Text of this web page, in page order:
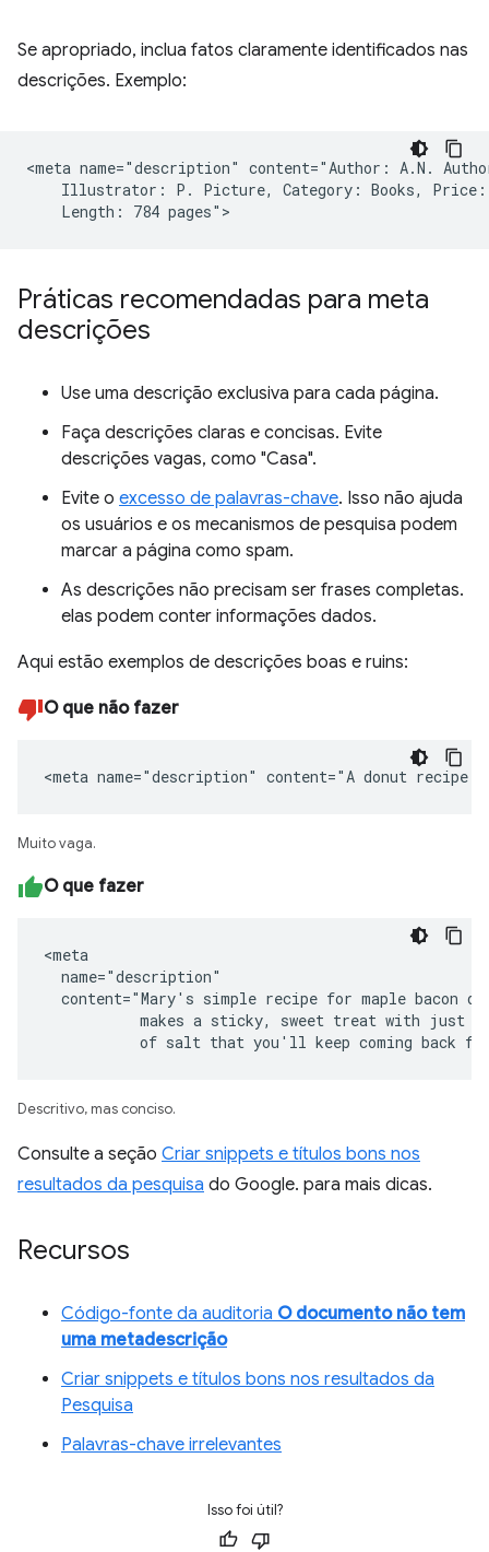
Se apropriado, inclua fatos claramente identificados nas
descrições. Exemplo:
<meta name="description" content="Author: A.N.
Illustrator: P. Picture, Category: Books,
Práticas recomendadas para meta
descrições
Use uma descrição exclusiva para cada página.
Faça descrições claras e concisas. Evite
descrições vagas, como "Casa".
Evite o excesso de palavras-chave. Isso não ajuda
os usuários e os mecanismos de pesquisa podem
marcar a página como spam.
As descrições não precisam ser frases completas.
elas podem conter informações dados.
Aqui estão exemplos de descrições boas e ruins:
O que não fazer
<meta name="description" content="A donut
Muito vaga.
O que fazer
<meta
  name="description"
content="Mary's simple recipe for maple bacon
makes a sticky, sweet treat with just a
of salt that you'll keep coming back
Descritivo, mas conciso.
Consulte a seção Criar snippets e títulos bons nos
resultados da pesquisa do Google. para mais dicas.
Recursos
Código-fonte da auditoria O documento não tem
uma metadescrição
Criar snippets e títulos bons nos resultados da
Pesquisa
Palavras-chave irrelevantes
Isso foi útil?